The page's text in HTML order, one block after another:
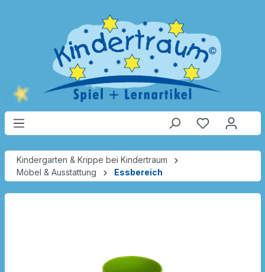
Kindergarten & Krippe bei Kindertraum
Möbel & Ausstattung
Essbereich